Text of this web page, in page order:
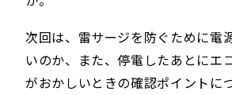
次回は、雷サージを防ぐために電
いのか、また、停電したあとにエ
がおかしいときの確認ポイントに